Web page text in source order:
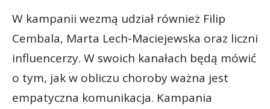
W kampanii wezmą udział również Filip
Cembala, Marta Lech-Maciejewska oraz liczni
influencerzy. W swoich kanałach będą mówić
o tym, jak w obliczu choroby ważna jest
empatyczna komunikacja. Kampania